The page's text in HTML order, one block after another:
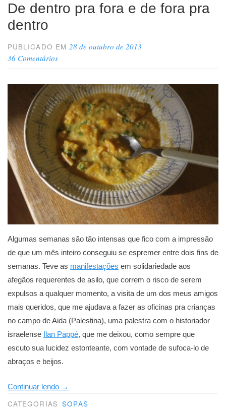
De dentro pra fora e de fora pra
dentro
PUBLICADO EM28 de outubro de 2013
36 Comentários
Algumas semanas são tão intensas que fico com a impressão
de que um mês inteiro conseguiu se espremer entre dois fins de
semanas. Teve as manifestações em solidariedade aos
afegãos requerentes de asilo, que correm o risco de serem
expulsos a qualquer momento, a visita de um dos meus amigos
mais queridos, que me ajudava a fazer as oficinas pra crianças
no campo de Aida (Palestina), uma palestra com o historiador
israelense Ilan Pappé, que me deixou, como sempre que
escuto sua lucidez estonteante, com vontade de sufoca-lo de
abraços e beijos.
Continuar lendo “De
dentro
→
CATEGORIAS SOPAS